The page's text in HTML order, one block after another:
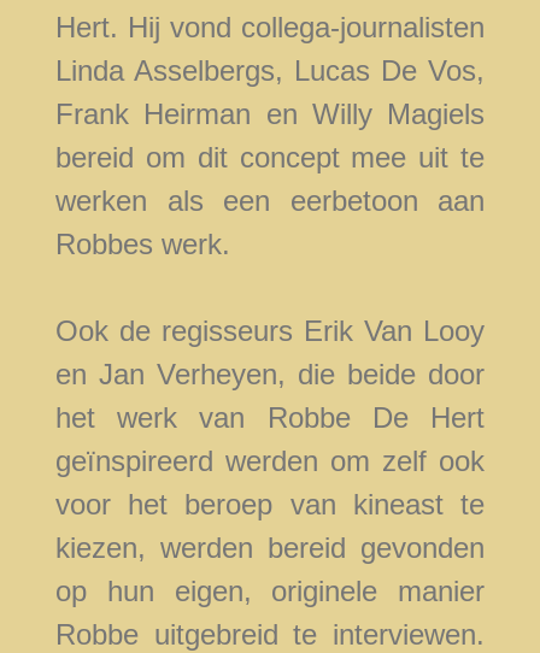
Hert. Hij vond collega-journalisten
Linda Asselbergs, Lucas De Vos,
Frank Heirman en Willy Magiels
bereid om dit concept mee uit te
werken als een eerbetoon aan
Robbes werk.
Ook de regisseurs Erik Van Looy
en Jan Verheyen, die beide door
het werk van Robbe De Hert
geïnspireerd werden om zelf ook
voor het beroep van kineast te
kiezen, werden bereid gevonden
op hun eigen, originele manier
Robbe uitgebreid te interviewen.